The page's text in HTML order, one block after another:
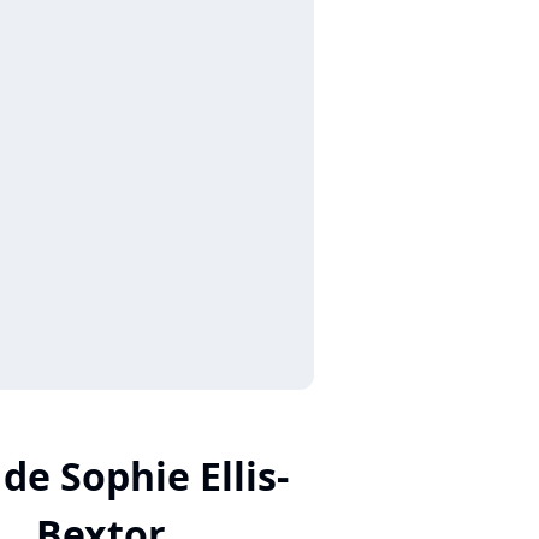
Sophie Ellis-